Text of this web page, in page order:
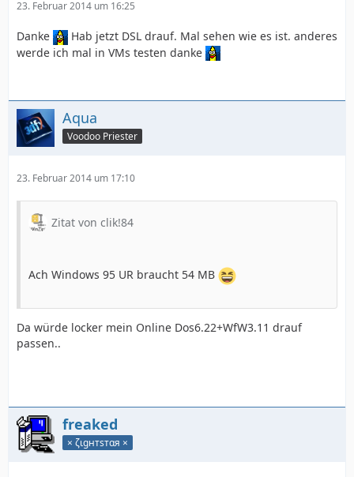
23. Februar 2014 um 16:25
Danke
Hab jetzt DSL drauf. Mal sehen wie es ist. anderes
werde ich mal in VMs testen danke
Aqua
Voodoo Priester
23. Februar 2014 um 17:10
Zitat von clik!84
Ach Windows 95 UR braucht 54 MB
Da würde locker mein Online Dos6.22+WfW3.11 drauf
passen..
freaked
× ζιgнтѕтαя ×